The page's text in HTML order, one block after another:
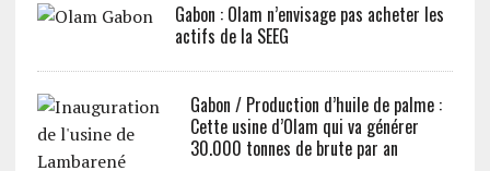
Gabon : Olam n’envisage pas acheter les
actifs de la SEEG
Gabon / Production d’huile de palme :
Cette usine d’Olam qui va générer
30.000 tonnes de brute par an